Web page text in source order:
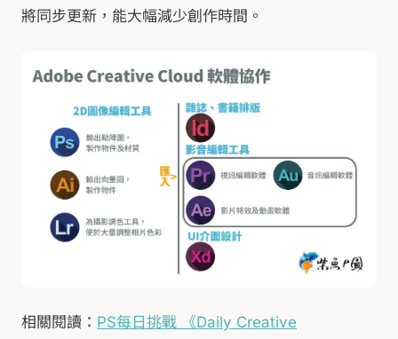
將同步更新，能大幅減少創作時間。
相關閱讀： PS每日挑戰 《Daily Creative